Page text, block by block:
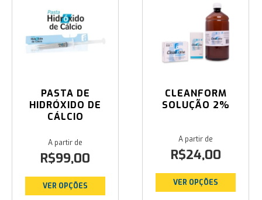
PASTA DE
HIDRÓXIDO DE
CÁLCIO
R$99,00
VER OPÇÕES
CLEANFORM
SOLUÇÃO 2%
R$24,00
VER OPÇÕES